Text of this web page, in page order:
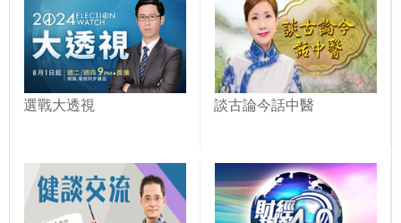
選戰大透視 談古論今話中醫